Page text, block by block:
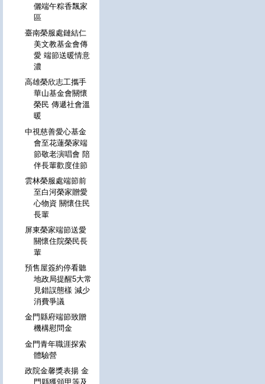
儷端午粽香飄家
區
臺南榮服處鏈結仁
美文教基金會傳
愛 端節送暖情意
濃
高雄榮欣志工攜手
華山基金會關懷
榮民 傳遞社會溫
暖
中視慈善愛心基金
會至花蓮榮家端
節敬老演唱會 陪
伴長輩歡度佳節
雲林榮服處端節前
至白河榮家贈愛
心物資 關懷住民
長輩
屏東榮家端節送愛
關懷住院榮民長
輩
預售屋簽約停看聽
地政局提醒5大常
見錯誤態樣 減少
消費爭議
金門縣府端節致贈
機構慰問金
金門青年職涯探索
體驗營
政院金馨獎表揚 金
門縣獲頒甲等及